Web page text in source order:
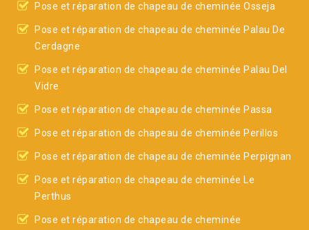
Pose et réparation de chapeau de cheminée Osseja
Pose et réparation de chapeau de cheminée Palau De
Cerdagne
Pose et réparation de chapeau de cheminée Palau Del
Vidre
Pose et réparation de chapeau de cheminée Passa
Pose et réparation de chapeau de cheminée Perillos
Pose et réparation de chapeau de cheminée Perpignan
Pose et réparation de chapeau de cheminée Le
Perthus
Pose et réparation de chapeau de cheminée